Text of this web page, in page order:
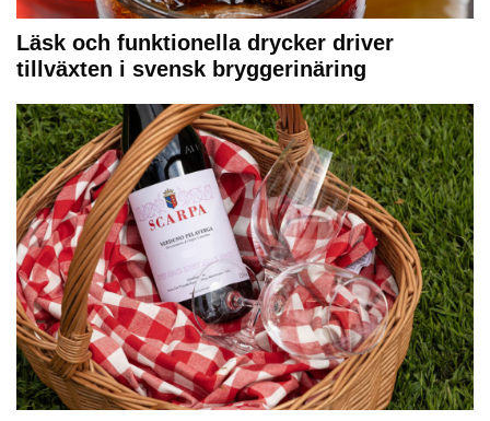
Läsk och funktionella drycker driver
tillväxten i svensk bryggerinäring